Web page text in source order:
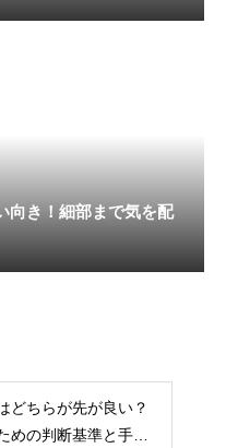
向き！細部まで気を配
どちらが先が良い？
めの判断基準と手続